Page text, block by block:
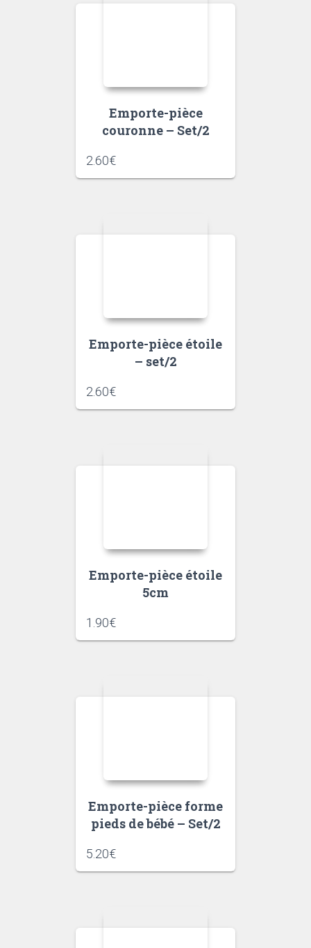
Emporte-pièce
couronne – Set/2
2.60€
Emporte-pièce étoile
– set/2
2.60€
Emporte-pièce étoile
5cm
1.90€
Emporte-pièce forme
pieds de bébé – Set/2
5.20€